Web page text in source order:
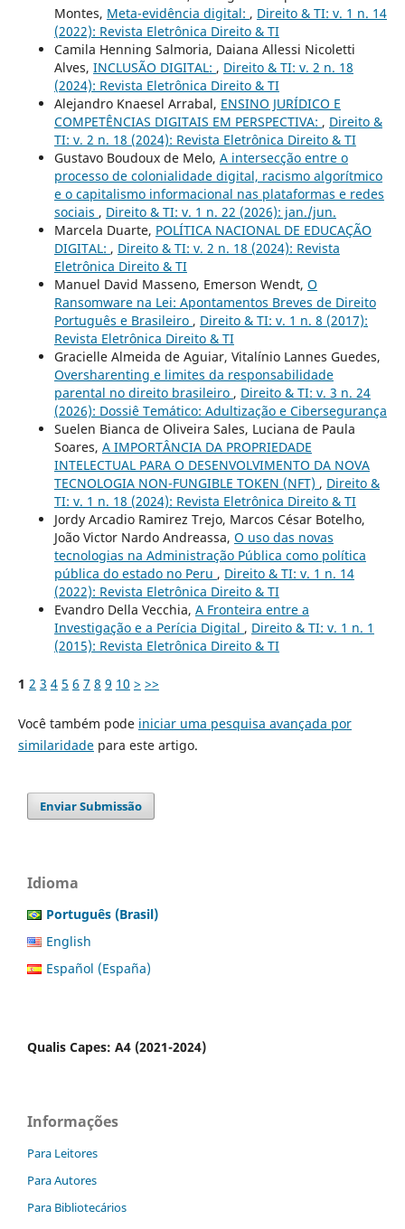
Montes, Meta-evidência digital: , Direito & TI: v. 1 n. 14
(2022): Revista Eletrônica Direito & TI
Camila Henning Salmoria, Daiana Allessi Nicoletti
Alves, INCLUSÃO DIGITAL: , Direito & TI: v. 2 n. 18
(2024): Revista Eletrônica Direito & TI
Alejandro Knaesel Arrabal, ENSINO JURÍDICO E
COMPETÊNCIAS DIGITAIS EM PERSPECTIVA: , Direito &
TI: v. 2 n. 18 (2024): Revista Eletrônica Direito & TI
Gustavo Boudoux de Melo, A intersecção entre o
processo de colonialidade digital, racismo algorítmico
e o capitalismo informacional nas plataformas e redes
sociais , Direito & TI: v. 1 n. 22 (2026): jan./jun.
Marcela Duarte, POLÍTICA NACIONAL DE EDUCAÇÃO
DIGITAL: , Direito & TI: v. 2 n. 18 (2024): Revista
Eletrônica Direito & TI
Manuel David Masseno, Emerson Wendt, O
Ransomware na Lei: Apontamentos Breves de Direito
Português e Brasileiro , Direito & TI: v. 1 n. 8 (2017):
Revista Eletrônica Direito & TI
Gracielle Almeida de Aguiar, Vitalínio Lannes Guedes,
Oversharenting e limites da responsabilidade
parental no direito brasileiro , Direito & TI: v. 3 n. 24
(2026): Dossiê Temático: Adultização e Cibersegurança
Suelen Bianca de Oliveira Sales, Luciana de Paula
Soares, A IMPORTÂNCIA DA PROPRIEDADE
INTELECTUAL PARA O DESENVOLVIMENTO DA NOVA
TECNOLOGIA NON-FUNGIBLE TOKEN (NFT) , Direito &
TI: v. 1 n. 18 (2024): Revista Eletrônica Direito & TI
Jordy Arcadio Ramirez Trejo, Marcos César Botelho,
João Victor Nardo Andreassa, O uso das novas
tecnologias na Administração Pública como política
pública do estado no Peru , Direito & TI: v. 1 n. 14
(2022): Revista Eletrônica Direito & TI
Evandro Della Vecchia, A Fronteira entre a
Investigação e a Perícia Digital , Direito & TI: v. 1 n. 1
(2015): Revista Eletrônica Direito & TI
1 2 3 4 5 6 7 8 9 10 > >>
Você também pode iniciar uma pesquisa avançada por
similaridadepara este artigo.
Enviar Submissão
Idioma
Português (Brasil)
English
Español (España)
Qualis Capes: A4 (2021-2024)
Informações
Para Leitores
Para Autores
Para Bibliotecários